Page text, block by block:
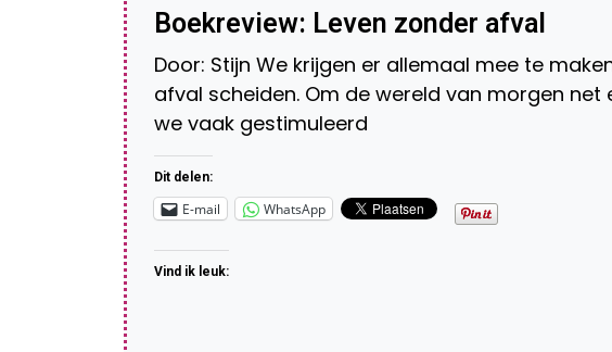
Boekreview: Leven zonder afval
Door: Stijn We krijgen er allemaal mee te
afval scheiden. Om de wereld van morgen
we vaak gestimuleerd
Dit delen:
E-mail WhatsApp
Vind ik leuk: